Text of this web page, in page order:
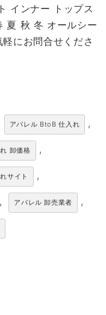
インナー トップス
夏 秋 冬 オールシー
にお問合せくださ
アパレル BtoB 仕入れ ,
卸価格 ,
サイト ,
, アパレル 卸売業者 ,